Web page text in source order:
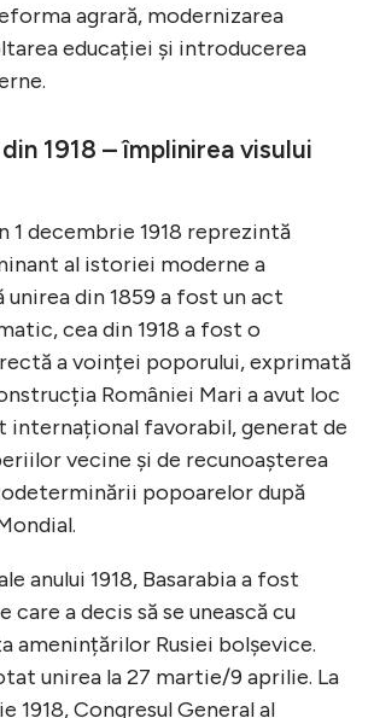
agrară, modernizarea
educației și introducerea
1918 – împlinirea visului
1 decembrie 1918 reprezintă
al istoriei moderne a
unirea din 1859 a fost un act
cea din 1918 a fost o
a voinței poporului, exprimată
României Mari a avut loc
favorabil, generat de
vecine și de recunoașterea
popoarelor după
anului 1918, Basarabia a fost
a decis să se unească cu
amenințărilor Rusiei bolșevice.
unirea la 27 martie/9 aprilie. La
1918, Congresul General al